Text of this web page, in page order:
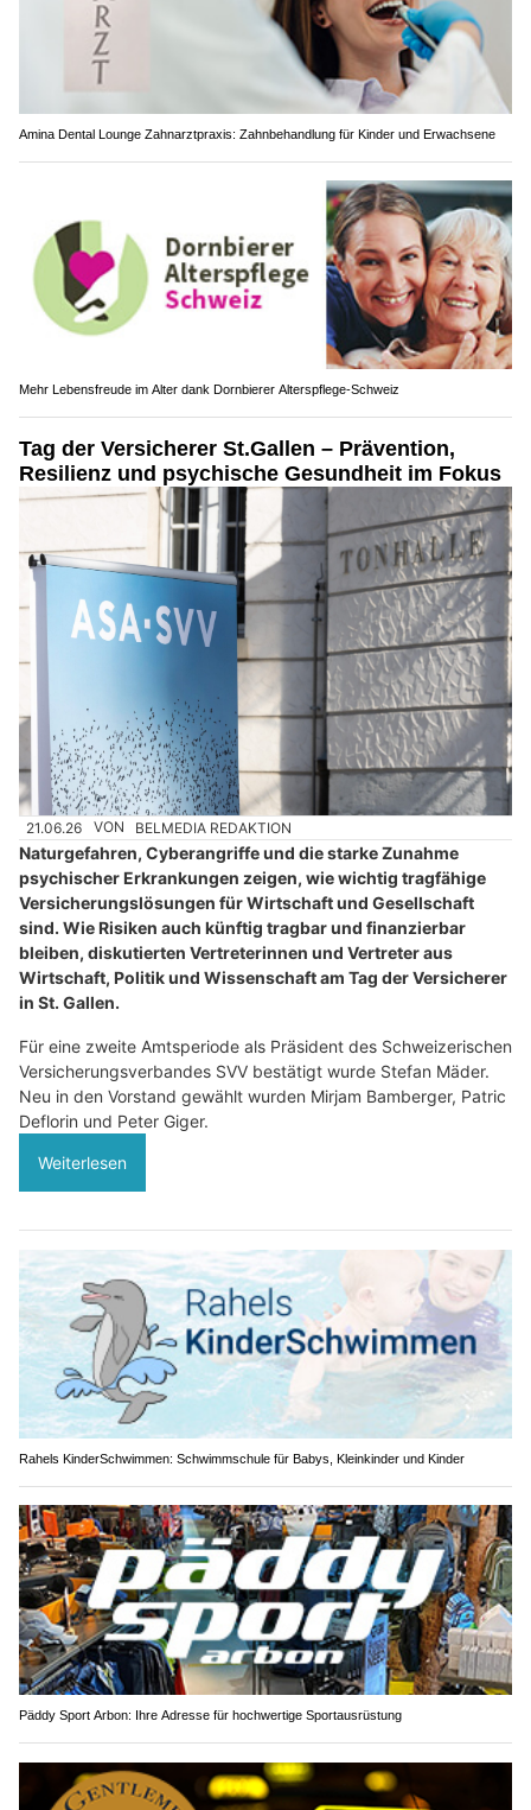
Amina Dental Lounge Zahnarztpraxis: Zahnbehandlung für Kinder und Erwachsene
Mehr Lebensfreude im Alter dank Dornbierer Alterspflege-Schweiz
Tag der Versicherer St.Gallen – Prävention,
Resilienz und psychische Gesundheit im Fokus
21.06.26 VON BELMEDIA REDAKTION
Naturgefahren, Cyberangriffe und die starke Zunahme
psychischer Erkrankungen zeigen, wie wichtig tragfähige
Versicherungslösungen für Wirtschaft und Gesellschaft
sind. Wie Risiken auch künftig tragbar und finanzierbar
bleiben, diskutierten Vertreterinnen und Vertreter aus
Wirtschaft, Politik und Wissenschaft am Tag der Versicherer
in St. Gallen.
Für eine zweite Amtsperiode als Präsident des Schweizerischen
Versicherungsverbandes SVV bestätigt wurde Stefan Mäder.
Neu in den Vorstand gewählt wurden Mirjam Bamberger, Patric
Deflorin und Peter Giger.
Weiterlesen
Rahels KinderSchwimmen: Schwimmschule für Babys, Kleinkinder und Kinder
Päddy Sport Arbon: Ihre Adresse für hochwertige Sportausrüstung